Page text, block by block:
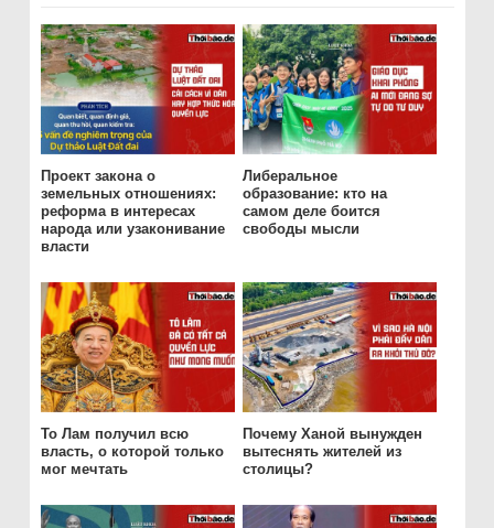
Проект закона о
земельных отношениях:
реформа в интересах
народа или узаконивание
власти
Либеральное
образование: кто на
самом деле боится
свободы мысли
То Лам получил всю
власть, о которой только
мог мечтать
Почему Ханой вынужден
вытеснять жителей из
столицы?